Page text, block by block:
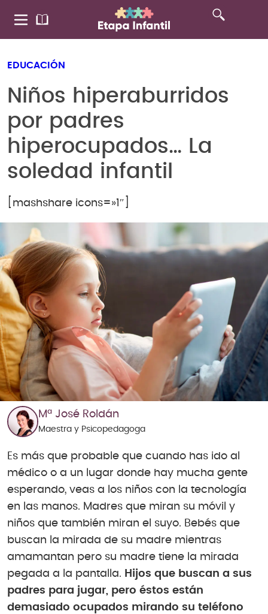
EDUCACIÓN
Niños hiperaburridos
por padres
hiperocupados… La
soledad infantil
[mashshare icons=»1″]
Mª José Roldán
Maestra y Psicopedagoga
Es más que probable que cuando has ido al
médico o a un lugar donde hay mucha gente
esperando, veas a los niños con la tecnología
en las manos. Madres que miran su móvil y
niños que también miran el suyo. Bebés que
buscan la mirada de su madre mientras
amamantan pero su madre tiene la mirada
pegada a la pantalla. Hijos que buscan a sus
padres para jugar, pero éstos están
demasiado ocupados mirando su teléfono